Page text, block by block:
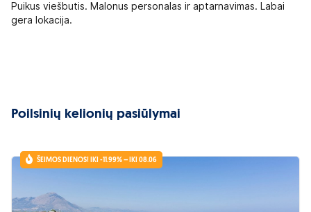
Puikus viešbutis. Malonus personalas ir aptarnavimas. Labai
gera lokacija.
Poilsinių kelionių pasiūlymai
ŠEIMOS DIENOS! IKI -11.99% – IKI 08.06